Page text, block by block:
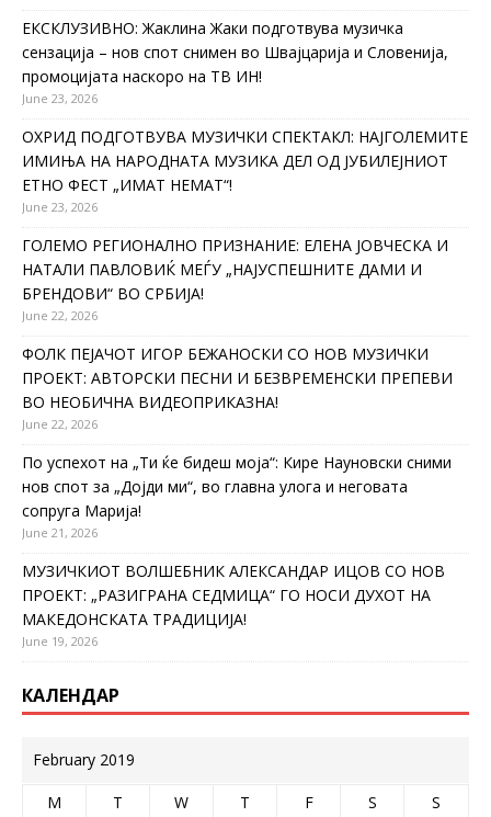
ЕКСКЛУЗИВНО: Жаклина Жаки подготвува музичка
сензација – нов спот снимен во Швајцарија и Словенија,
промоцијата наскоро на ТВ ИН!
June 23, 2026
ОХРИД ПОДГОТВУВА МУЗИЧКИ СПЕКТАКЛ: НАЈГОЛЕМИТЕ
ИМИЊА НА НАРОДНАТА МУЗИКА ДЕЛ ОД ЈУБИЛЕЈНИОТ
ЕТНО ФЕСТ „ИМАТ НЕМАТ“!
June 23, 2026
ГОЛЕМО РЕГИОНАЛНО ПРИЗНАНИЕ: ЕЛЕНА ЈОВЧЕСКА И
НАТАЛИ ПАВЛОВИЌ МЕЃУ „НАЈУСПЕШНИТЕ ДАМИ И
БРЕНДОВИ“ ВО СРБИЈА!
June 22, 2026
ФОЛК ПЕЈАЧОТ ИГОР БЕЖАНОСКИ СО НОВ МУЗИЧКИ
ПРОЕКТ: АВТОРСКИ ПЕСНИ И БЕЗВРЕМЕНСКИ ПРЕПЕВИ
ВО НЕОБИЧНА ВИДЕОПРИКАЗНА!
June 22, 2026
По успехот на „Ти ќе бидеш моја“: Кире Науновски сними
нов спот за „Дојди ми“, во главна улога и неговата
сопруга Марија!
June 21, 2026
МУЗИЧКИОТ ВОЛШЕБНИК АЛЕКСАНДАР ИЦОВ СО НОВ
ПРОЕКТ: „РАЗИГРАНА СЕДМИЦА“ ГО НОСИ ДУХОТ НА
МАКЕДОНСКАТА ТРАДИЦИЈА!
June 19, 2026
КАЛЕНДАР
February 2019
M T W T F S
S